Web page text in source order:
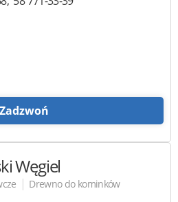
Zadzwoń
Węgiel
| Drewno do kominków